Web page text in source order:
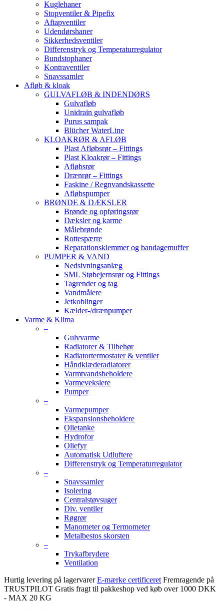
Kuglehaner
Stopventiler & Pipefix
Aftapventiler
Udendørshaner
Sikkerhedsventiler
Differenstryk og Temperaturregulator
Bundstophaner
Kontraventiler
Snavssamler
Afløb & kloak
GULVAFLØB & INDENDØRS
Gulvafløb
Unidrain gulvafløb
Purus sampak
Blücher WaterLine
KLOAKRØR & AFLØB
Plast Afløbsrør – Fittings
Plast Kloakrør – Fittings
Afløbsrør
Drænrør – Fittings
Faskine / Regnvandskassette
Afløbspumper
BRØNDE & DÆKSLER
Brønde og opføringsrør
Dæksler og karme
Målebrønde
Rottespærre
Reparationsklemmer og bandagemuffer
PUMPER & VAND
Nedsivningsanlæg
SML Støbejernsrør og Fittings
Tagrender og tag
Vandmålere
Jetkoblinger
Kælder-/drænpumper
Varme & Klima
–
Gulvvarme
Radiatorer & Tilbehør
Radiatortermostater & ventiler
Håndklæderadiatorer
Varmtvandsbeholdere
Varmevekslere
Pumper
–
Varmepumper
Ekspansionsbeholdere
Olietanke
Hydrofor
Oliefyr
Automatisk Udluftere
Differenstryk og Temperaturregulator
–
Snavssamler
Isolering
Centralstøvsuger
Div. ventiler
Røgrør
Manometer og Termometer
Metalbestos skorsten
–
Trykafbrydere
Ventilation
Hurtig levering på lagervarer E-mærke certificeret Fremragende på
TRUSTPILOT Gratis fragt til pakkeshop ved køb over 1000 DKK
- MAX 20 KG